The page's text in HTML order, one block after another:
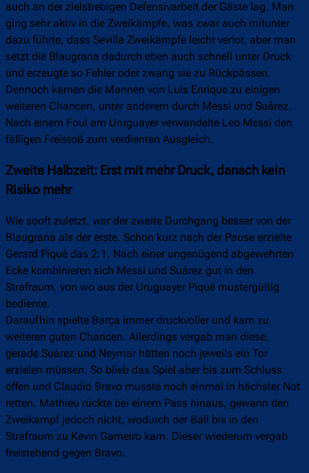
auch an der zielstrebigen Defensivarbeit der Gäste lag. Man
ging sehr aktiv in die Zweikämpfe, was zwar auch mitunter
dazu führte, dass Sevilla Zweikämpfe leicht verlor, aber man
setzt die Blaugrana dadurch eben auch schnell unter Druck
und erzeugte so Fehler oder zwang sie zu Rückpässen.
Dennoch kamen die Mannen von Luis Enrique zu einigen
weiteren Chancen, unter anderem durch Messi und Suárez.
Nach einem Foul am Uruguayer verwandelte Leo Messi den
fälligen Freistoß zum verdienten Ausgleich.
Zweite Halbzeit: Erst mit mehr Druck, danach kein
Risiko mehr
Wie sooft zuletzt, war der zweite Durchgang besser von der
Blaugrana als der erste. Schon kurz nach der Pause erzielte
Gerard Piqué das 2:1. Nach einer ungenügend abgewehrten
Ecke kombinieren sich Messi und Suárez gut in den
Strafraum, von wo aus der Uruguayer Piqué mustergültig
bediente.
Daraufhin spielte Barça immer druckvoller und kam zu
weiteren guten Chancen. Allerdings vergab man diese,
gerade Suárez und Neymar hätten noch jeweils ein Tor
erzielen müssen. So blieb das Spiel aber bis zum Schluss
offen und Claudio Bravo musste noch einmal in hächster Not
retten. Mathieu rückte bei einem Pass hinaus, gewann den
Zweikampf jedoch nicht, wodurch der Ball bis in den
Strafraum zu Kevin Gameiro kam. Dieser wiederum vergab
freistehend gegen Bravo.